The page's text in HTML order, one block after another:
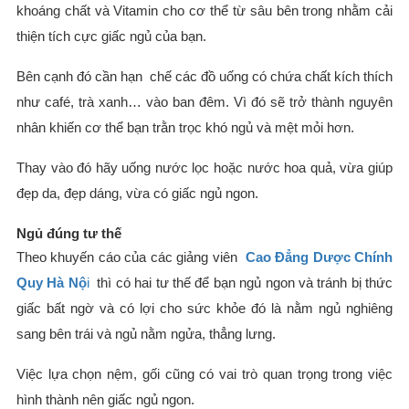
khoáng chất và Vitamin cho cơ thể từ sâu bên trong nhằm cải
thiện tích cực giấc ngủ của bạn.
Bên cạnh đó cần hạn chế các đồ uống có chứa chất kích thích
như café, trà xanh… vào ban đêm. Vì đó sẽ trở thành nguyên
nhân khiến cơ thể bạn trằn trọc khó ngủ và mệt mỏi hơn.
Thay vào đó hãy uống nước lọc hoặc nước hoa quả, vừa giúp
đẹp da, đẹp dáng, vừa có giấc ngủ ngon.
Ngủ đúng tư thế
Theo khuyến cáo của các giảng viên Cao Đẳng Dược Chính
Quy Hà Nộithì có hai tư thế để bạn ngủ ngon và tránh bị thức
giấc bất ngờ và có lợi cho sức khỏe đó là nằm ngủ nghiêng
sang bên trái và ngủ nằm ngửa, thẳng lưng.
Việc lựa chọn nệm, gối cũng có vai trò quan trọng trong việc
hình thành nên giấc ngủ ngon.